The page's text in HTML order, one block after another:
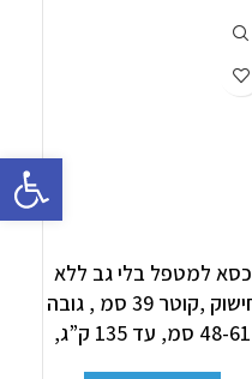
כסא למטפל בלי גב ללא
חישוק ,קוטר 39 סמ , גובה
48-61 סמ, עד 135 ק”ג,
פתח